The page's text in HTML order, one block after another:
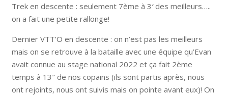
Trek en descente : seulement 7ème à 3′ des meilleurs…..
on a fait une petite rallonge!
Dernier VTT’O en descente : on n’est pas les meilleurs
mais on se retrouve à la bataille avec une équipe qu’Evan
avait connue au stage national 2022 et ça fait 2ème
temps à 13″ de nos copains (ils sont partis après, nous
ont rejoints, nous ont suivis mais on pointe avant eux)! On